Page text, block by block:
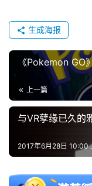
休
闲
游
0
第
三
生成海报
《Pokemon GO
上一篇
与VR孽缘已久的
2017年6月28日 10:00